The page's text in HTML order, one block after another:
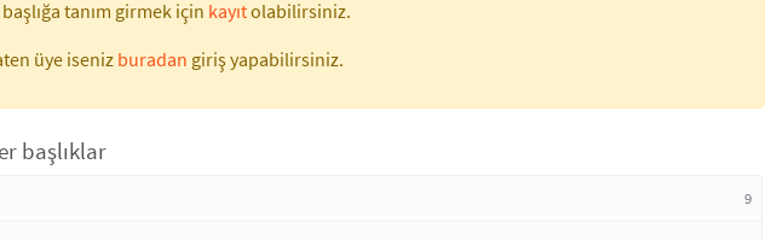
tanım girmek için kayıtolabilirsiniz.
üye isenizburadan giriş yapabilirsiniz.
başlıklar
9